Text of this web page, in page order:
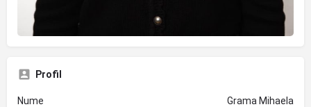
Profil
Nume Grama Mihaela